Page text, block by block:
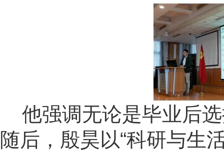
他强调无论是毕业后选
随后，殷昊以“科研与生